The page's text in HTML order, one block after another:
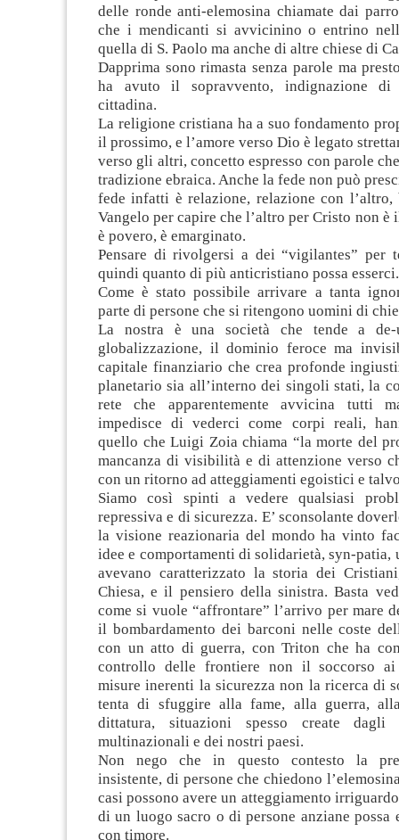
delle ronde anti-elemosina chiamate dai
che i mendicanti si avvicinino o entrino
quella di S. Paolo ma anche di altre chiese di
Dapprima sono rimasta senza parole ma
ha avuto il sopravvento, indignazione
cittadina.
La religione cristiana ha a suo fondamento
il prossimo, e l’amore verso Dio è legato
verso gli altri, concetto espresso con parole
tradizione ebraica. Anche la fede non può
fede infatti è relazione, relazione con l’altro,
Vangelo per capire che l’altro per Cristo non è
è povero, è emarginato.
Pensare di rivolgersi a dei “vigilantes” per
quindi quanto di più anticristiano possa esserci.
Come è stato possibile arrivare a tanta
parte di persone che si ritengono uomini di
La nostra è una società che tende a de-
globalizzazione, il dominio feroce ma
capitale finanziario che crea profonde
planetario sia all’interno dei singoli stati, la
rete che apparentemente avvicina tutti
impedisce di vederci come corpi reali,
quello che Luigi Zoia chiama “la morte del
mancanza di visibilità e di attenzione verso
con un ritorno ad atteggiamenti egoistici e
Siamo così spinti a vedere qualsiasi
repressiva e di sicurezza. E’ sconsolante
la visione reazionaria del mondo ha vinto
idee e comportamenti di solidarietà, syn-patia,
avevano caratterizzato la storia dei
Chiesa, e il pensiero della sinistra. Basta
come si vuole “affrontare” l’arrivo per mare
il bombardamento dei barconi nelle coste
con un atto di guerra, con Triton che ha
controllo delle frontiere non il soccorso
misure inerenti la sicurezza non la ricerca di
tenta di sfuggire alla fame, alla guerra,
dittatura, situazioni spesso create dagli
multinazionali e dei nostri paesi.
Non nego che in questo contesto la
insistente, di persone che chiedono
casi possono avere un atteggiamento
di un luogo sacro o di persone anziane possa
con timore.